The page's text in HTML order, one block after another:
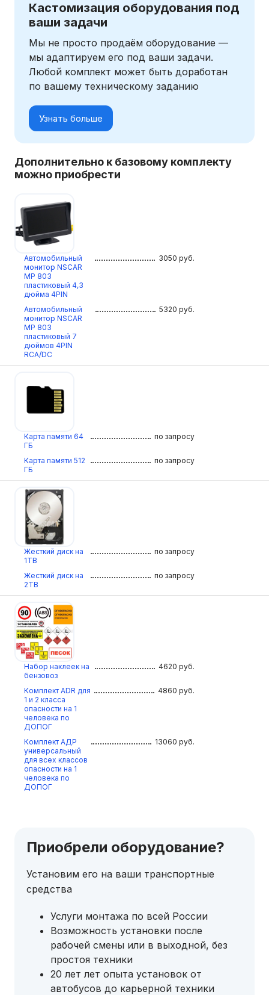
Кастомизация оборудования под
ваши задачи
Мы не просто продаём оборудование —
мы адаптируем его под ваши задачи.
Любой комплект может быть доработан
по вашему техническому заданию
Узнать больше
Дополнительно к базовому комплекту
можно приобрести
Автомобильный
монитор NSCAR
МР 803
пластиковый 4,3
дюйма 4PIN
3050 руб.
Автомобильный
монитор NSCAR
МР 803
пластиковый 7
дюймов 4PIN
RCA/DC
5320 руб.
Карта памяти 64
ГБ
по запросу
Карта памяти 512
ГБ
по запросу
Жесткий диск на
1TB
по запросу
Жесткий диск на
2TB
по запросу
Набор наклеек на
бензовоз
4620 руб.
Комплект ADR для
1 и 2 класса
опасности на 1
человека по
ДОПОГ
4860 руб.
Комплект АДР
универсальный
для всех классов
опасности на 1
человека по
ДОПОГ
13060 руб.
Приобрели оборудование?
Установим его на ваши транспортные
средства
Услуги монтажа по всей России
Возможность установки после
рабочей смены или в выходной, без
простоя техники
20 лет лет опыта установок от
автобусов до карьерной техники